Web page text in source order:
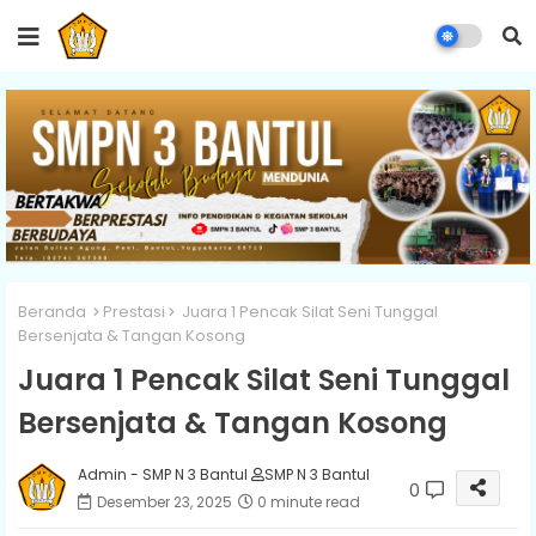
Beranda Prestasi
Juara 1 Pencak Silat Seni Tunggal
Bersenjata & Tangan Kosong
Juara 1 Pencak Silat Seni Tunggal
Bersenjata & Tangan Kosong
Admin - SMP N 3 Bantul
SMP N 3 Bantul
Desember 23, 2025
0 minute read 0